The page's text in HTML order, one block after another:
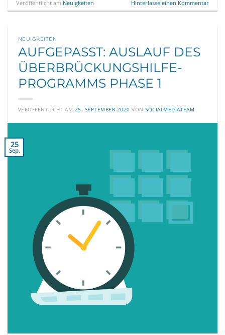
Veröffentlicht am Neuigkeiten Hinterlasse einen Kommentar
NEUIGKEITEN
AUFGEPASST: AUSLAUF DES
ÜBERBRÜCKUNGSHILFE-
PROGRAMMS PHASE 1
VERÖFFENTLICHT AM 25. SEPTEMBER 2020 VONSOCIALMEDIATEAM
25
Sep.